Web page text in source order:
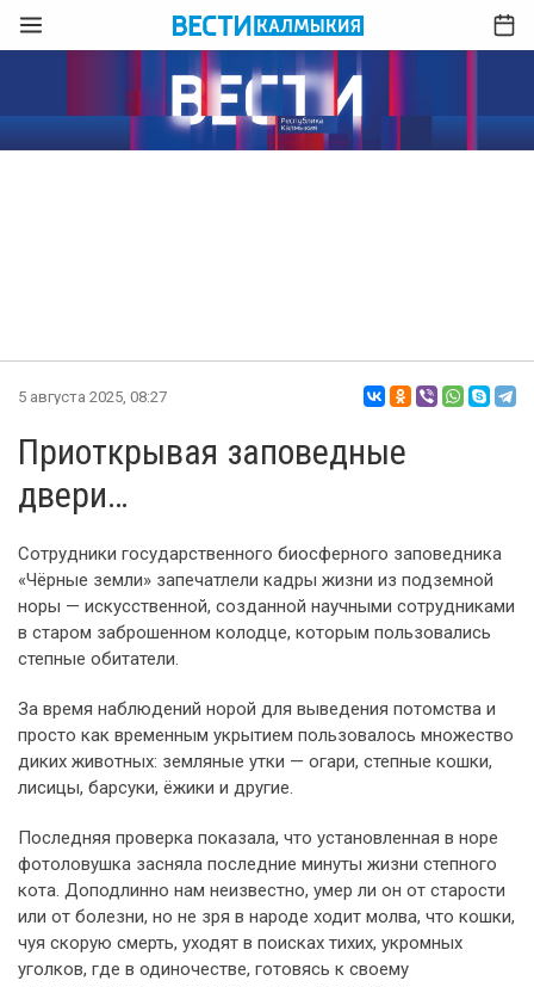
5 августа 2025, 08:27
Приоткрывая заповедные
двери…
Сотрудники государственного биосферного заповедника
«Чёрные земли» запечатлели кадры жизни из подземной
норы — искусственной, созданной научными сотрудниками
в старом заброшенном колодце, которым пользовались
степные обитатели.
За время наблюдений норой для выведения потомства и
просто как временным укрытием пользовалось множество
диких животных: земляные утки — огари, степные кошки,
лисицы, барсуки, ёжики и другие.
Последняя проверка показала, что установленная в норе
фотоловушка засняла последние минуты жизни степного
кота. Доподлинно нам неизвестно, умер ли он от старости
или от болезни, но не зря в народе ходит молва, что кошки,
чуя скорую смерть, уходят в поисках тихих, укромных
уголков, где в одиночестве, готовясь к своему